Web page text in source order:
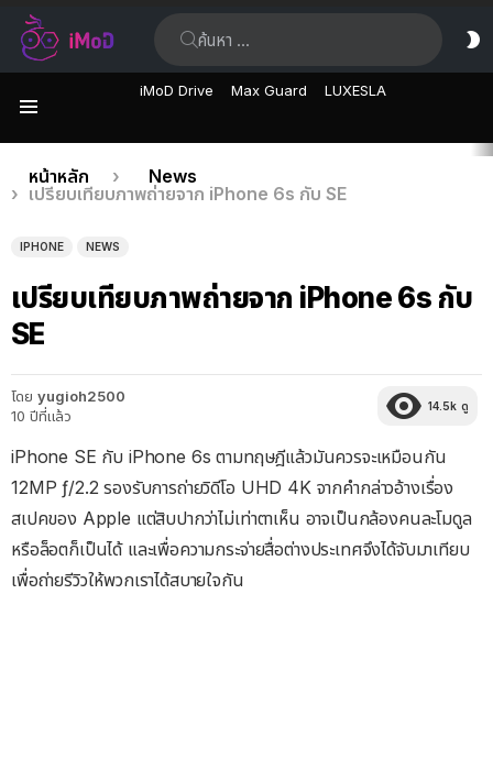
iMoD Drive Max Guard LUXESLA
เรื่อง
ล่าสุด
คุณอยู่ที่นี่:
หน้าหลัก
News
เปรียบเทียบภาพถ่ายจาก iPhone 6s กับ SE
IPHONE NEWS
เปรียบเทียบภาพถ่ายจาก iPhone 6s กับ
SE
โดย yugioh2500
10 ปีที่แล้ว
14.5k ดู
iPhone SE กับ iPhone 6s ตามทฤษฎีแล้วมันควรจะเหมือนกัน
12MP ƒ/2.2 รองรับการถ่ายวิดีโอ UHD 4K จากคำกล่าวอ้างเรื่อง
สเปคของ Apple แต่สิบปากว่าไม่เท่าตาเห็น อาจเป็นกล้องคนละโมดูล
หรือล็อตก็เป็นได้ และเพื่อความกระจ่ายสื่อต่างประเทศจึงได้จับมาเทียบ
เพื่อถ่ายรีวิวให้พวกเราได้สบายใจกัน